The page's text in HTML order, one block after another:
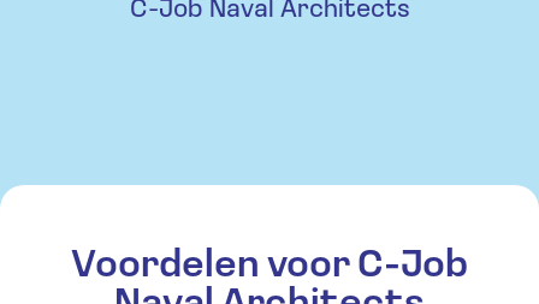
C-Job Naval Architects
Voordelen voor C-Job